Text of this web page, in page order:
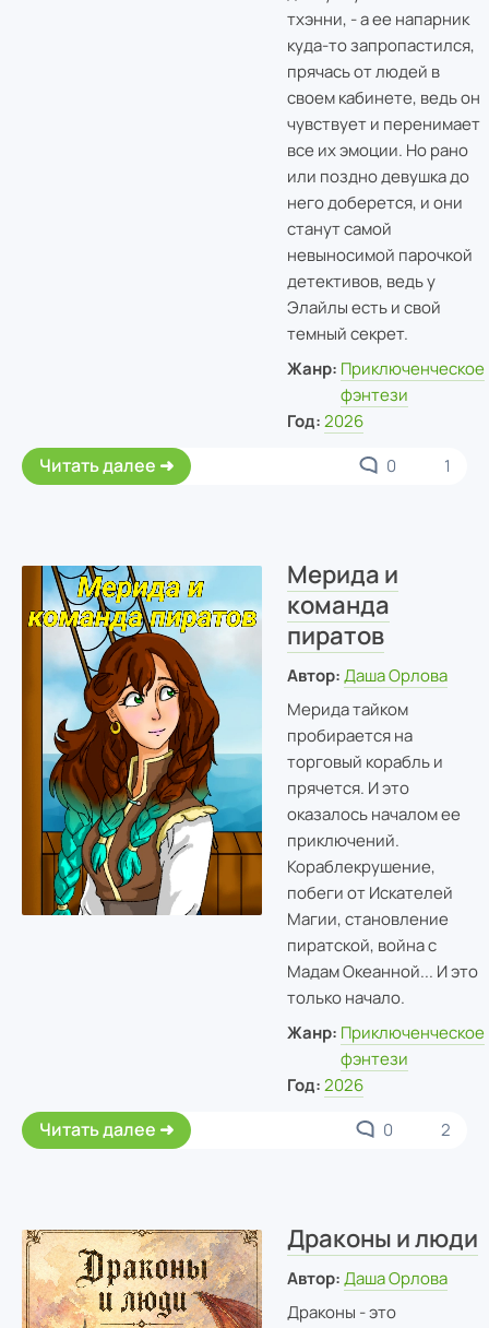
тхэнни, - а ее напарник
куда-то запропастился,
прячась от людей в
своем кабинете, ведь он
чувствует и перенимает
все их эмоции. Но рано
или поздно девушка до
него доберется, и они
станут самой
невыносимой парочкой
детективов, ведь у
Элайлы есть и свой
темный секрет.
Жанр: Приключенческое
фэнтези
Год: 2026
Читать далее 0 1
Мерида и
команда
пиратов
Автор: Даша Орлова
Мерида тайком
пробирается на
торговый корабль и
прячется. И это
оказалось началом ее
приключений.
Кораблекрушение,
побеги от Искателей
Магии, становление
пиратской, война с
Мадам Океанной... И это
только начало.
Жанр: Приключенческое
фэнтези
Год: 2026
Читать далее 0 2
Драконы и люди
Автор: Даша Орлова
Драконы - это